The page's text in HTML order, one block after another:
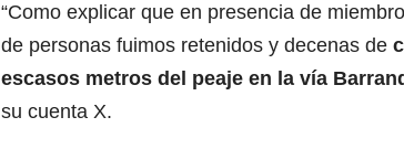
“Como explicar que en presencia de
de personas fuimos retenidos y decenas de
escasos metros del peaje en la vía
su cuenta X.